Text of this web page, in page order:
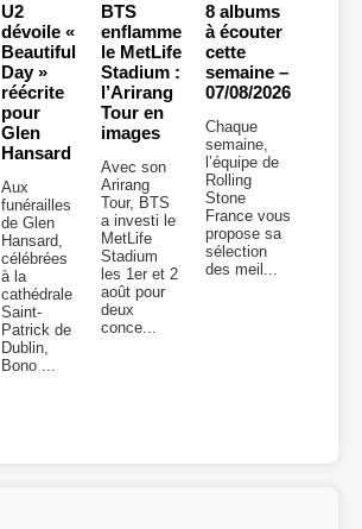
U2
dévoile «
Beautiful
Day »
réécrite
pour
Glen
Hansard
Aux
funérailles
de Glen
Hansard,
célébrées
à la
cathédrale
Saint-
Patrick de
Dublin,
Bono ...
BTS
enflamme
le MetLife
Stadium :
l’Arirang
Tour en
images
Avec son
Arirang
Tour, BTS
a investi le
MetLife
Stadium
les 1er et 2
août pour
deux
conce...
8 albums
à écouter
cette
semaine –
07/08/2026
Chaque
semaine,
l’équipe de
Rolling
Stone
France vous
propose sa
sélection
des meil...